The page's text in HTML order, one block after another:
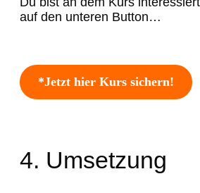
auf den unteren Button…
*Jetzt hier Kurs sichern!
4. Umsetzung